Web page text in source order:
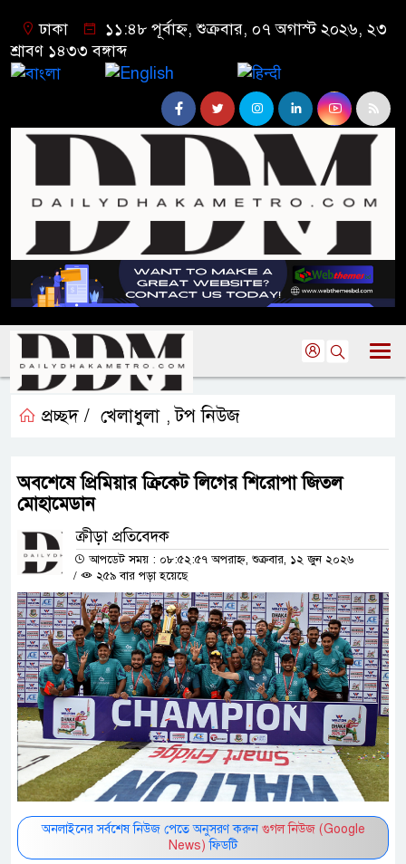
ঢাকা
১১:৪৮ পূর্বাহ্ন, শুক্রবার, ০৭ অগাস্ট ২০২৬, ২৩
শ্রাবণ ১৪৩৩ বঙ্গাব্দ
প্রচ্ছদ / খেলাধুলা ,টপ নিউজ
অবশেষে প্রিমিয়ার ক্রিকেট লিগের শিরোপা জিতল
মোহামেডান
ক্রীড়া প্রতিবেদক
আপডেট সময় : ০৮:৫২:৫৭ অপরাহ্ন, শুক্রবার, ১২ জুন ২০২৬
/
২৫৯ বার পড়া হয়েছে
অনলাইনের সর্বশেষ নিউজ পেতে অনুসরণ করুন গুগল নিউজ (Google
News) ফিডটি